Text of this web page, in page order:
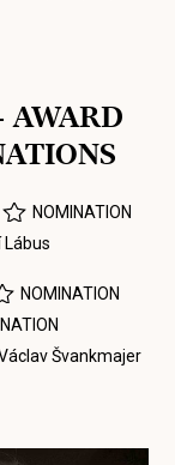
AWARD
NOMINATION
Lábus
NOMINATION
Švankmajer